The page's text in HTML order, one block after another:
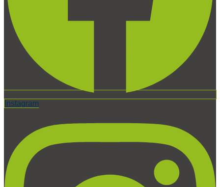
Instagram